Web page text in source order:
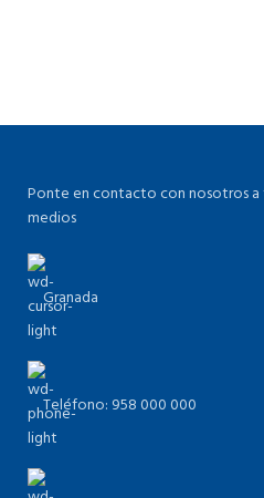
Ponte en contacto con nosotros a
medios
Granada
Teléfono: 958 000 000